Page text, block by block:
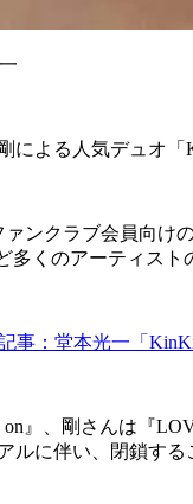
よる人気デュオ「
ンクラブ会員向け
多くのアーティス
記事：堂本光一「
on』、剛さんは『
ルに伴い、閉鎖する